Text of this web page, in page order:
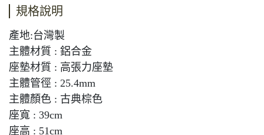
規格說明
產地:台灣製
主體材質 : 鋁合金
座墊材質 : 高張力座墊
主體管徑 : 25.4mm
主體顏色 : 古典棕色
座寬 : 39cm
座高 : 51cm